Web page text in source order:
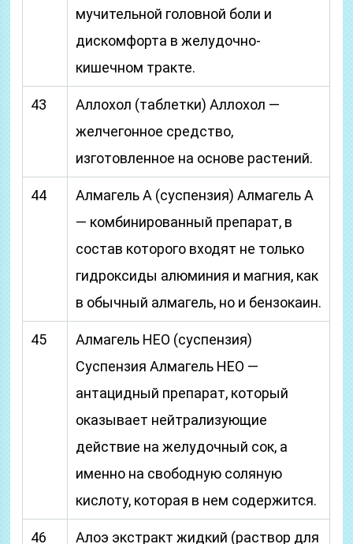
мучительной головной боли и
дискомфорта в желудочно-
кишечном тракте.
43
Аллохол (таблетки) Аллохол —
желчегонное средство,
изготовленное на основе растений.
44
Алмагель А (суспензия) Алмагель А
— комбинированный препарат, в
состав которого входят не только
гидроксиды алюминия и магния, как
в обычный алмагель, но и бензокаин.
45
Алмагель НЕО (суспензия)
Суспензия Алмагель НЕО —
антацидный препарат, который
оказывает нейтрализующие
действие на желудочный сок, а
именно на свободную соляную
кислоту, которая в нем содержится.
46
Алоэ экстракт жидкий (раствор для